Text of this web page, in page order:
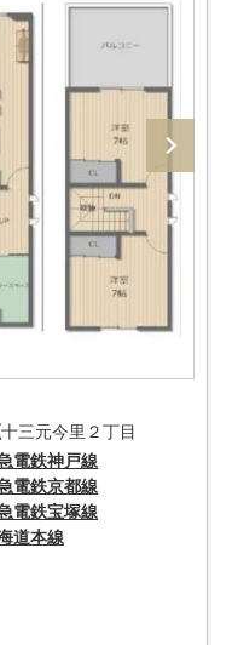
十三元今里２丁目
電鉄神戸線
電鉄京都線
電鉄宝塚線
道本線